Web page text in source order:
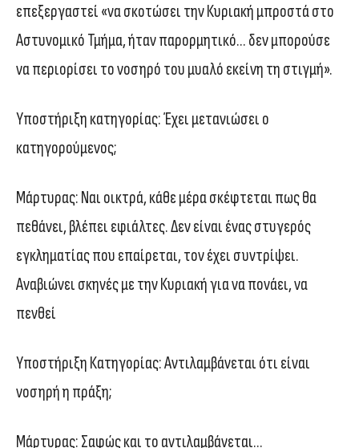
επεξεργαστεί «να σκοτώσει την Κυριακή μπροστά στο
Αστυνομικό Τμήμα, ήταν παρορμητικό… δεν μπορούσε
να περιορίσει το νοσηρό του μυαλό εκείνη τη στιγμή».
Υποστήριξη κατηγορίας: Έχει μετανιώσει ο
κατηγορούμενος;
Μάρτυρας: Ναι οικτρά, κάθε μέρα σκέφτεται πως θα
πεθάνει, βλέπει εφιάλτες. Δεν είναι ένας στυγερός
εγκληματίας που επαίρεται, τον έχει συντρίψει.
Αναβιώνει σκηνές με την Κυριακή για να πονάει, να
πενθεί
Υποστήριξη Κατηγορίας: Αντιλαμβάνεται ότι είναι
νοσηρή η πράξη;
Μάρτυρας: Σαφώς και το αντιλαμβάνεται…